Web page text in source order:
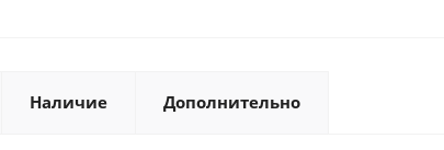
Наличие Дополнительно